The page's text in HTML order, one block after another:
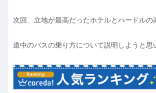
次回、立地が最高だったホテルとハードルの
道中のバスの乗り方について説明しようと思